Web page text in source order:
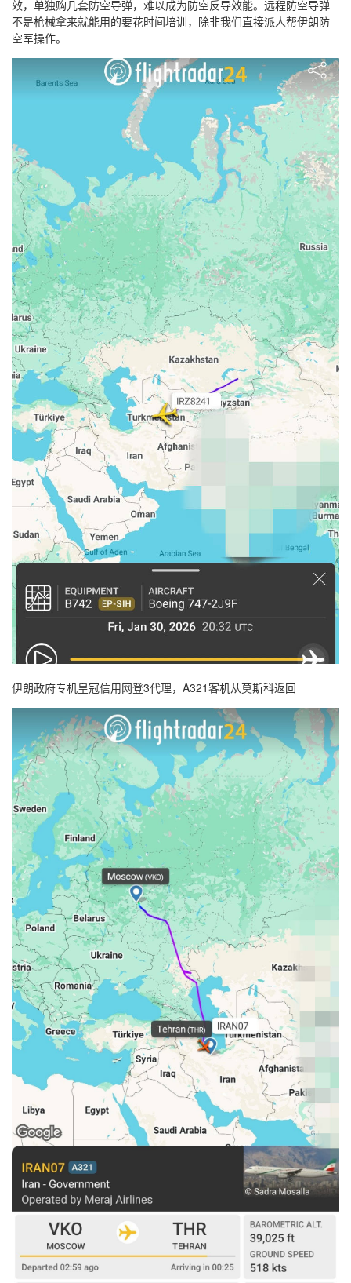
效，单独购几套防空导弹，难以成为防空反导效能。远程防空导弹
不是枪械拿来就能用的要花时间培训，除非我们直接派人帮伊朗防
空军操作。
伊朗政府专机皇冠信用网登3代理，A321客机从莫斯科返回